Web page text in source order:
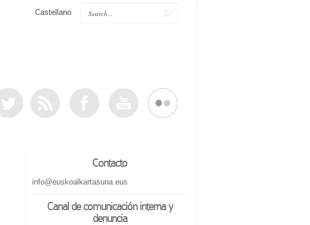
Castellano
Contacto
info@euskoalkartasuna.eus
Canal de comunicación interna y
denuncia